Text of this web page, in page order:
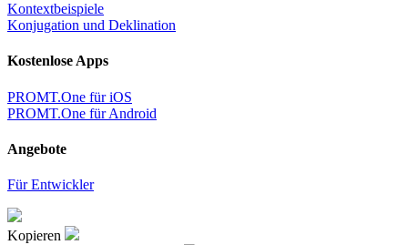
Kontextbeispiele
Konjugation und Deklination
Kostenlose Apps
PROMT.One für iOS
PROMT.One für Android
Angebote
Für Entwickler
Kopieren